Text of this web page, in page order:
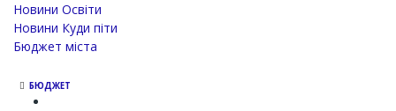
Новини Освіти
Новини Куди піти
Бюджет міста
БЮДЖЕТ